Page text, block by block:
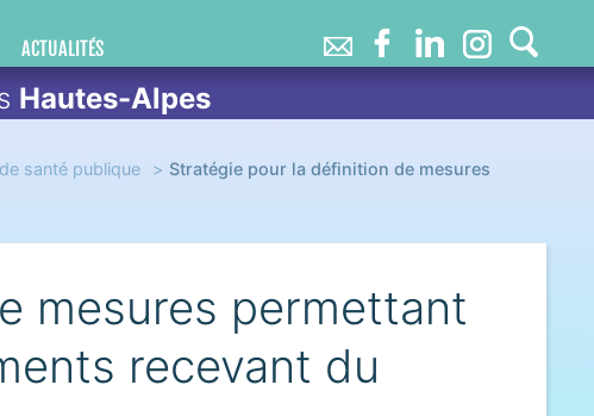
Hautes-Alpes
ACTUALITÉS
santé publique
Stratégie pour la définition de mesures
mesures permettant
recevant du